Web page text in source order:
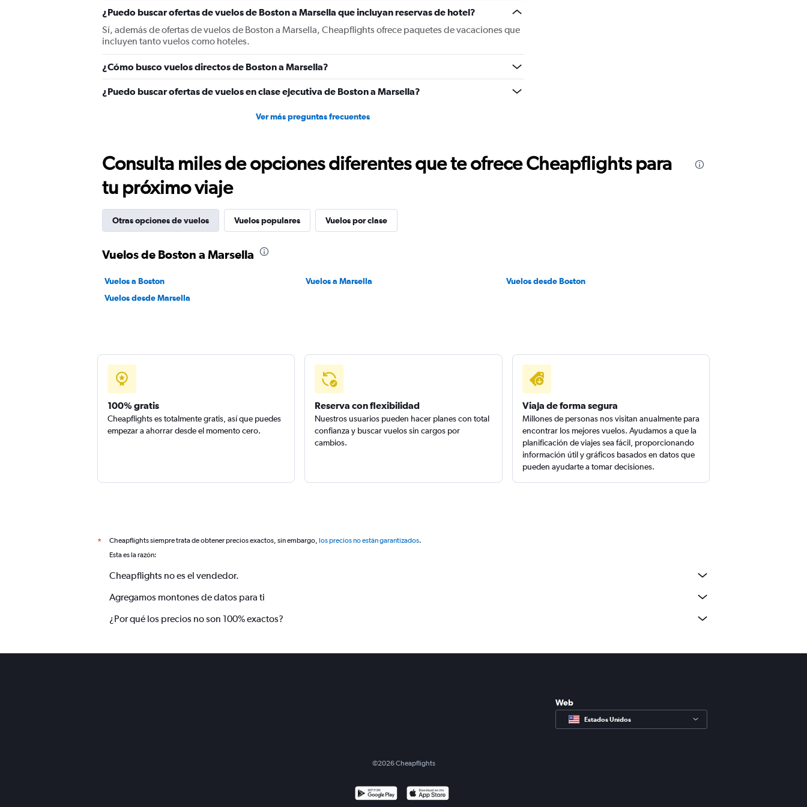
displaying
Range:
0
to
2400.
axis
displaying
values.
0
1200.
¿Puedo buscar ofertas de vuelos de Boston a Marsella que incluyan reservas de hotel?
Sí, además de ofertas de vuelos de Boston a Marsella, Cheapflights ofrece paquetes de vacaciones que
incluyen tanto vuelos como hoteles.
¿Cómo busco vuelos directos de Boston a Marsella?
¿Puedo buscar ofertas de vuelos en clase ejecutiva de Boston a Marsella?
Ver más preguntas frecuentes
Consulta miles de opciones diferentes que te ofrece Cheapflights para
tu próximo viaje
Otras opciones de vuelos Vuelos populares Vuelos por clase
Vuelos de Boston a Marsella
Vuelos a Boston Vuelos a Marsella
Vuelos desde Boston
Vuelos desde Marsella
100% gratis
Cheapflights es totalmente gratis, así que puedes
empezar a ahorrar desde el momento cero.
Reserva con flexibilidad
Nuestros usuarios pueden hacer planes con total
confianza y buscar vuelos sin cargos por
cambios.
Viaja de forma segura
Millones de personas nos visitan anualmente para
encontrar los mejores vuelos. Ayudamos a que la
planificación de viajes sea fácil, proporcionando
información útil y gráficos basados en datos que
pueden ayudarte a tomar decisiones.
* Cheapflights siempre trata de obtener precios exactos, sin embargo, los precios no están garantizados.
Esta es la razón:
Cheapflights no es el vendedor.
Agregamos montones de datos para ti
¿Por qué los precios no son 100% exactos?
Web
Estados Unidos
©2026Cheapflights